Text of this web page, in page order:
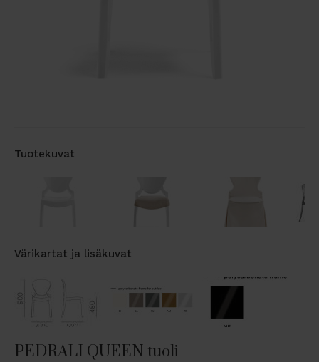
Tuotekuvat
Värikartat ja lisäkuvat
PEDRALI QUEEN tuoli